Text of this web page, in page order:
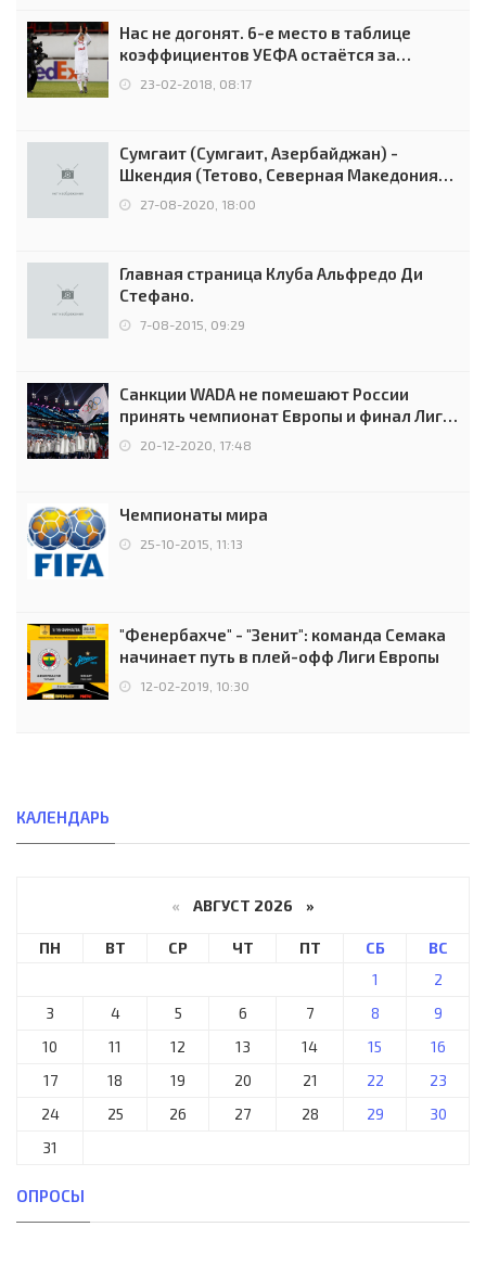
Нас не догонят. 6-е место в таблице
коэффициентов УЕФА остаётся за
Россией
23-02-2018, 08:17
Сумгаит (Сумгаит, Азербайджан) -
Шкендия (Тетово, Северная Македония) -
0:2 (0:0)
27-08-2020, 18:00
Главная страница Клуба Альфредо Ди
Стефано.
7-08-2015, 09:29
Санкции WADA не помешают России
принять чемпионат Европы и финал Лиги
чемпионов.
20-12-2020, 17:48
Чемпионаты мира
25-10-2015, 11:13
"Фенербахче" - "Зенит": команда Семака
начинает путь в плей-офф Лиги Европы
12-02-2019, 10:30
КАЛЕНДАРЬ
« АВГУСТ 2026 »
ПН ВТ СР ЧТ ПТ СБ
ВС
1
2
3
4 5 6 7 8
9
10
11 12 13 14 15
16
17
18 19 20 21 22
23
24
25 26 27 28 29
30
31
ОПРОСЫ